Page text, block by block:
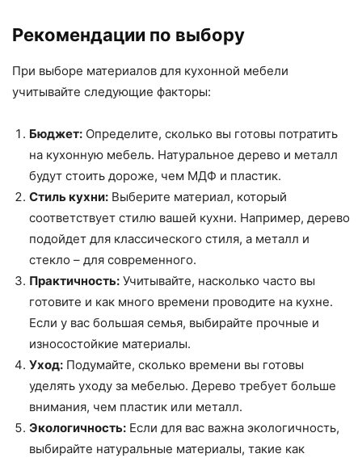
Рекомендации по выбору
При выборе материалов для кухонной мебели
учитывайте следующие факторы:
Бюджет: Определите, сколько вы готовы потратить
на кухонную мебель. Натуральное дерево и металл
будут стоить дороже, чем МДФ и пластик.
Стиль кухни: Выберите материал, который
соответствует стилю вашей кухни. Например, дерево
подойдет для классического стиля, а металл и
стекло – для современного.
Практичность: Учитывайте, насколько часто вы
готовите и как много времени проводите на кухне.
Если у вас большая семья, выбирайте прочные и
износостойкие материалы.
Уход: Подумайте, сколько времени вы готовы
уделять уходу за мебелью. Дерево требует больше
внимания, чем пластик или металл.
Экологичность: Если для вас важна экологичность,
выбирайте натуральные материалы, такие как